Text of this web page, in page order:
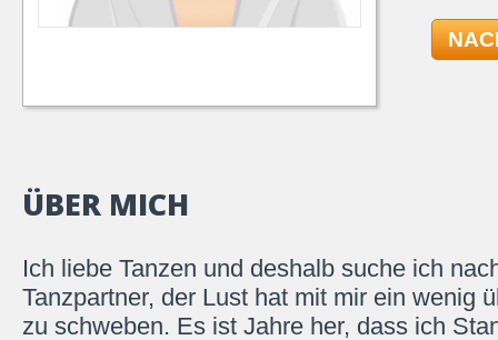
ÜBER MICH
Ich liebe Tanzen und deshalb suche ich
Tanzpartner, der Lust hat mit mir ein wenig
zu schweben. Es ist Jahre her, dass ich